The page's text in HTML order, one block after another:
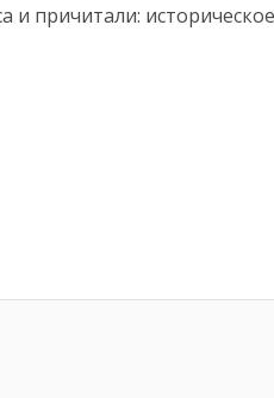
и причитали: историческое